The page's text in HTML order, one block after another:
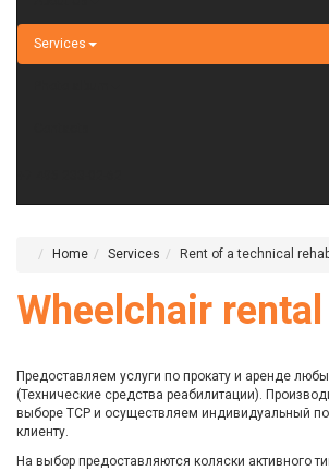
Services
Home Services Rent of a technical
Wheelchair rental
Предоставляем услуги по прокату и аренде
(Технические средства реабилитации).
выборе ТСР и осуществляем индивидуальный
клиенту.
На выбор предоставляются коляски активного